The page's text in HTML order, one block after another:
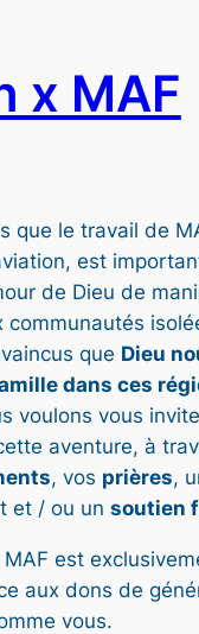
x MAF
que le travail de
est
de Dieu de
communautés
que Dieu
dans ces
voulons vous
aventure, à
, vos prières,
et / ou un soutien
est
aux dons de
vous.